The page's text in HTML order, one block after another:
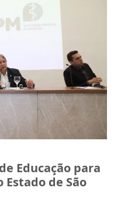
Educação para
de São